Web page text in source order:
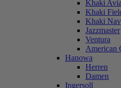
Khaki
Khaki
Khaki
Jazzmaster
Ventura
American
Hanowa
Herren
Damen
Ingersoll